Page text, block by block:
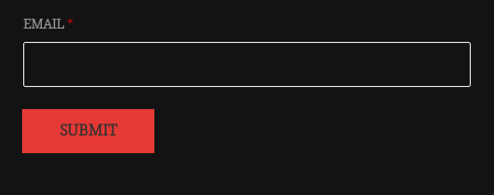
EMAIL*
SUBMIT